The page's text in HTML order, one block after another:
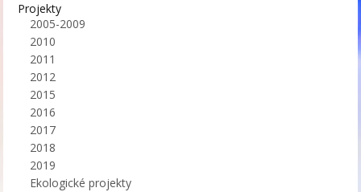
Projekty
2005-2009
2010
2011
2012
2015
2016
2017
2018
2019
Ekologické projekty